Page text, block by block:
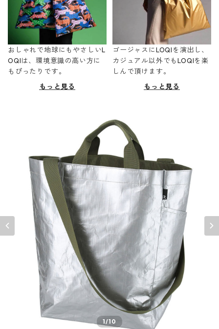
おしゃれで地球にもやさしいL
OQIは、環境意識の高い方に
もぴったりです。
もっと見る
ゴージャスにLOQIを演出し、
カジュアル以外でもLOQIを楽
しんで頂けます。
もっと見る
1/10